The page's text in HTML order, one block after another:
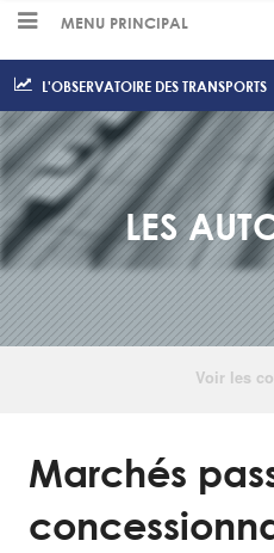
MENU PRINCIPAL
L'OBSERVATOIRE DES TRANSPORTS
LES
Marchés